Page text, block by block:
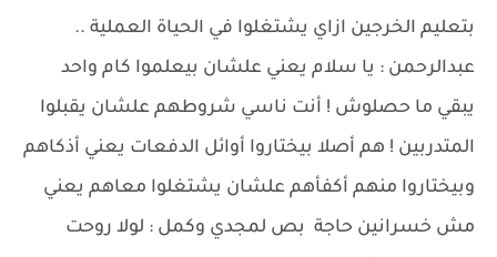
بتعليم الخرجين ازاي يشتغلوا في الحياة العملية ..
عبدالرحمن : يا سلام يعني علشان بيعلموا كام واحد
يبقي ما حصلوش ! أنت ناسي شروطهم علشان يقبلوا
المتدربين ! هم أصلا بيختاروا أوائل الدفعات يعني أذكاهم
وبيختاروا منهم أكفأهم علشان يشتغلوا معاهم يعني
مش خسرانين حاجة بص لمجدي وكمل : لولا روحت